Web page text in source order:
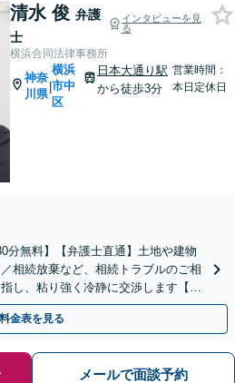
清水 俊 弁護
士
インタビューを見
る
横浜合同法律事務所
神奈
川県
|
横浜
市中
区
日本大通り駅
から徒歩3分
営業時間：
本日定休日
分無料】【弁護士直通】土地や建物
相続放棄など、相続トラブルのご相
し、粘り強く冷静に交渉します【当
成もお任せください
料金表を見る
メールで面談予約